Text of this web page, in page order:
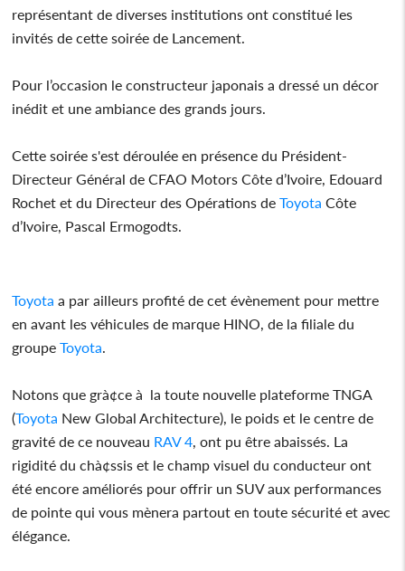
représentant de diverses institutions ont constitué les
invités de cette soirée de Lancement.
Pour l’occasion le constructeur japonais a dressé un décor
inédit et une ambiance des grands jours.
Cette soirée s'est déroulée en présence du Président-
Directeur Général de CFAO Motors Côte d’Ivoire, Edouard
Rochet et du Directeur des Opérations deToyota Côte
d’Ivoire, Pascal Ermogodts.
Toyota a par ailleurs profité de cet évènement pour mettre
en avant les véhicules de marque HINO, de la filiale du
groupeToyota
Notons que grà¢ce à la toute nouvelle plateforme TNGA
(Toyota New Global Architecture), le poids et le centre de
gravité de ce nouveau RAV 4 , ont pu être abaissés. La
rigidité du chà¢ssis et le champ visuel du conducteur ont
été encore améliorés pour offrir un SUV aux performances
de pointe qui vous mènera partout en toute sécurité et avec
élégance.